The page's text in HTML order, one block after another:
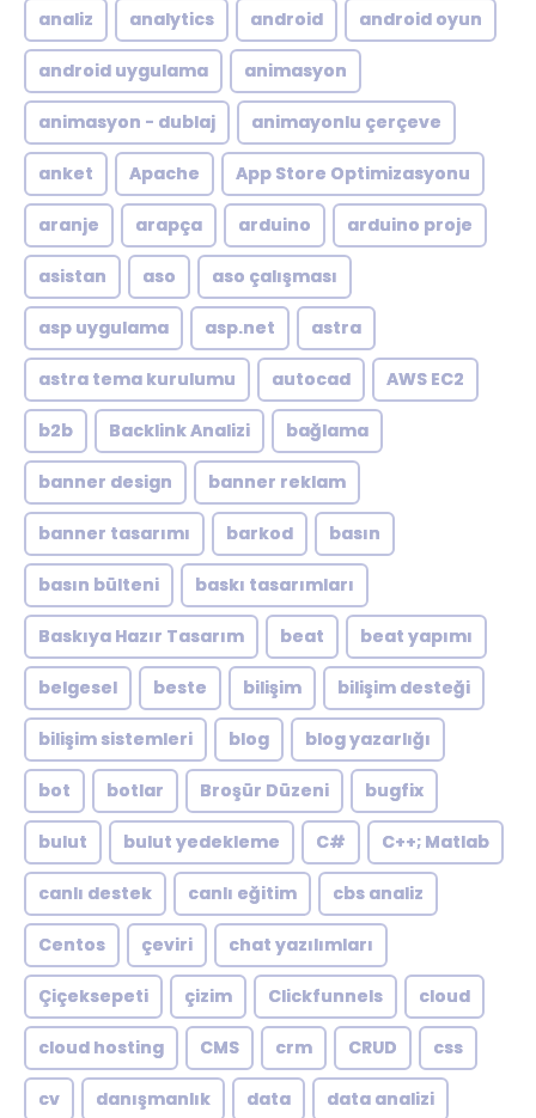
analiz analytics android android oyun
android uygulama animasyon
animasyon - dublaj animayonlu çerçeve
anket Apache App Store Optimizasyonu
aranje arapça arduino arduino proje
asistan aso aso çalışması
asp uygulama asp.net astra
astra tema kurulumu autocad AWS EC2
b2b Backlink Analizi bağlama
banner design banner reklam
banner tasarımı barkod basın
basın bülteni baskı tasarımları
Baskıya Hazır Tasarım beat beat yapımı
belgesel beste bilişim bilişim desteği
bilişim sistemleri blog blog yazarlığı
bot botlar Broşür Düzeni bugfix
bulut bulut yedekleme C# C++; Matlab
canlı destek canlı eğitim cbs analiz
Centos çeviri chat yazılımları
Çiçeksepeti çizim Clickfunnels cloud
cloud hosting CMS crm CRUD css
cv danışmanlık data data analizi